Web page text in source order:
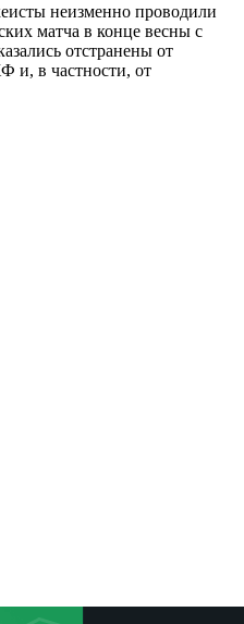
неизменно проводили
матча в конце весны с
отстранены от
и, в частности, от